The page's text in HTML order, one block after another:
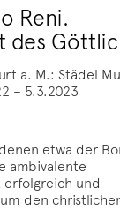
Reni.
des
a. M.: Städel
– 5.3.2023
etwa der
ambivalente
erfolgreich und
den